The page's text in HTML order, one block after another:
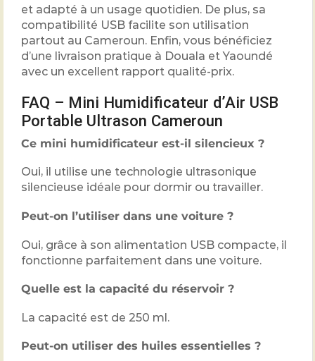
et adapté à un usage quotidien. De plus, sa
compatibilité USB facilite son utilisation
partout au Cameroun. Enfin, vous bénéficiez
d’une livraison pratique à Douala et Yaoundé
avec un excellent rapport qualité-prix.
FAQ – Mini Humidificateur d’Air USB
Portable Ultrason Cameroun
Ce mini humidificateur est-il silencieux ?
Oui, il utilise une technologie ultrasonique
silencieuse idéale pour dormir ou travailler.
Peut-on l’utiliser dans une voiture ?
Oui, grâce à son alimentation USB compacte, il
fonctionne parfaitement dans une voiture.
Quelle est la capacité du réservoir ?
La capacité est de 250 ml.
Peut-on utiliser des huiles essentielles ?